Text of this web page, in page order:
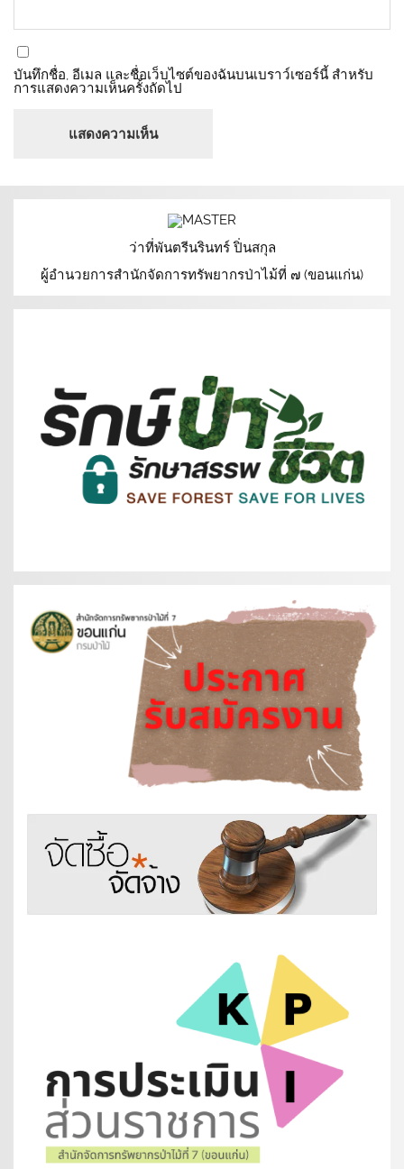
บันทึกชื่อ, อีเมล และชื่อเว็บไซต์ของฉันบนเบราว์เซอร์นี้ สำหรับ
การแสดงความเห็นครั้งถัดไป
ว่าที่พันตรีนรินทร์ ปิ่นสกุล
ผู้อำนวยการสำนักจัดการทรัพยากรป่าไม้ที่ ๗ (ขอนแก่น)